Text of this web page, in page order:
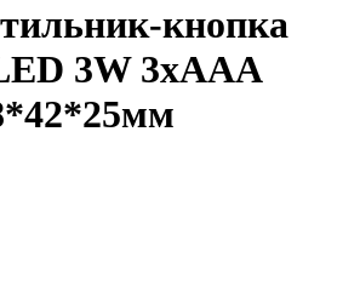
кнопка
3W 3хААА